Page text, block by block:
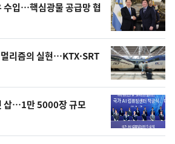
수입…핵심광물 공급망 협
리즘의 실현…KTX·SRT
삽…1만 5000장 규모